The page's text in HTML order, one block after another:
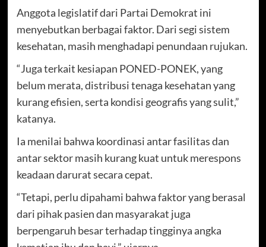
Anggota legislatif dari Partai Demokrat ini
menyebutkan berbagai faktor. Dari segi sistem
kesehatan, masih menghadapi penundaan rujukan.
“Juga terkait kesiapan PONED-PONEK, yang
belum merata, distribusi tenaga kesehatan yang
kurang efisien, serta kondisi geografis yang sulit,”
katanya.
Ia menilai bahwa koordinasi antar fasilitas dan
antar sektor masih kurang kuat untuk merespons
keadaan darurat secara cepat.
“Tetapi, perlu dipahami bahwa faktor yang berasal
dari pihak pasien dan masyarakat juga
berpengaruh besar terhadap tingginya angka